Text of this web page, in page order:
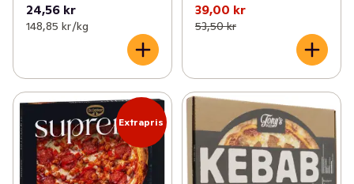
24,56 kr
148,85 kr /kg
39,00 kr
53,50 kr
Extrapris